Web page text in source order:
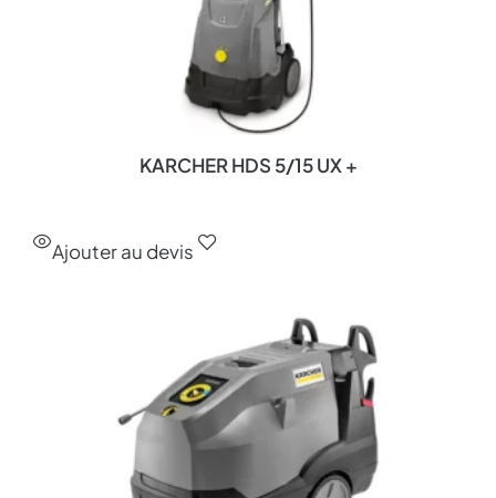
KARCHER HDS 5/15 UX +
Ajouter au devis